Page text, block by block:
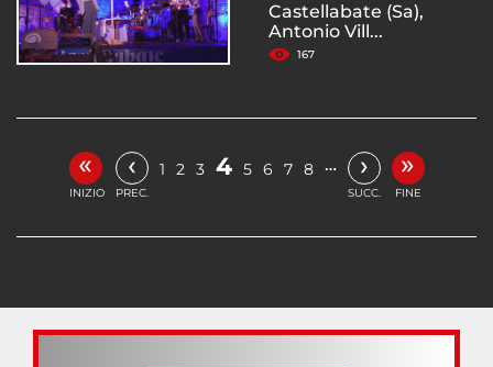
Castellabate (Sa),
Antonio Vill...
167
«
INIZIO
‹
PREC.
1 2 3 4 5 6 7 8 … ›
SUCC.
»
FINE